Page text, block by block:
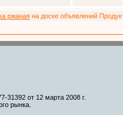
ржаная на доске объявлений
от 12 марта 2008 г.
рынка.